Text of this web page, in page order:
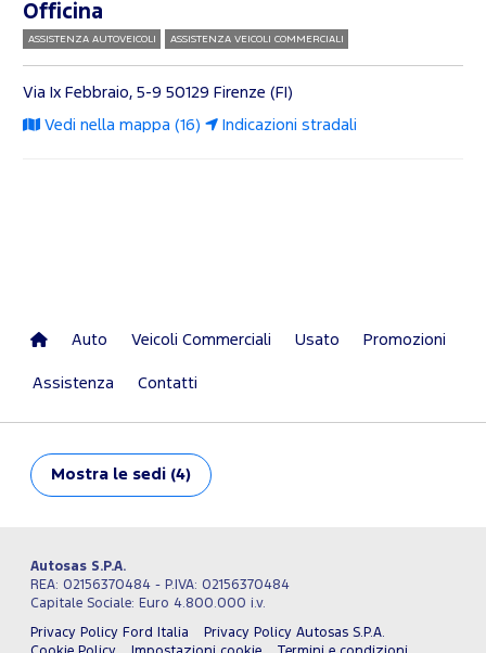
Officina
ASSISTENZA AUTOVEICOLI ASSISTENZA VEICOLI COMMERCIALI
Via Ix Febbraio, 5-9 50129 Firenze (FI)
Vedi nella mappa (16) Indicazioni stradali
Auto Veicoli Commerciali Usato Promozioni
Assistenza Contatti
Mostra le sedi (4)
Autosas S.P.A.
REA: 02156370484 - P.IVA: 02156370484
Capitale Sociale: Euro 4.800.000 i.v.
Privacy Policy Ford Italia
Privacy Policy Autosas S.P.A.